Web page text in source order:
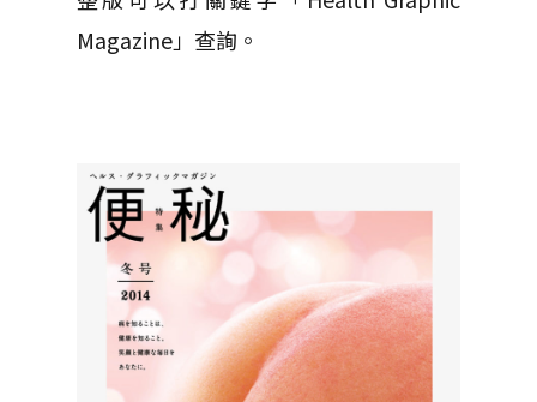
Magazine」查詢。